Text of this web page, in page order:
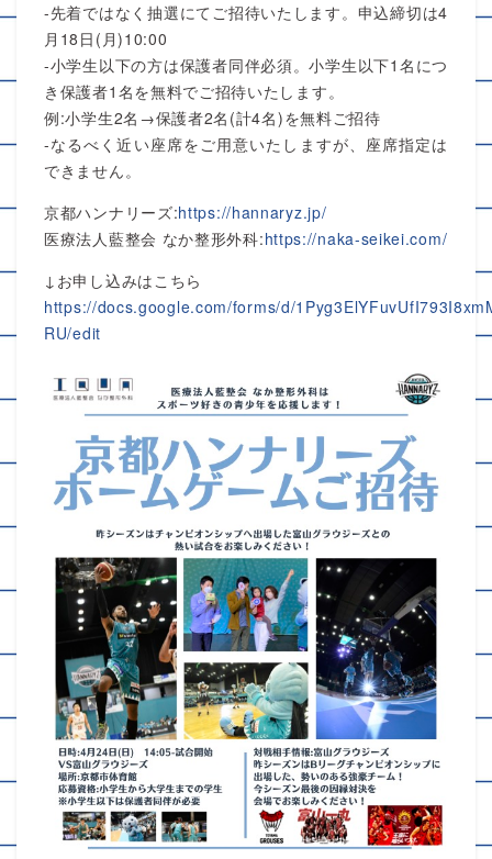
-先着ではなく抽選にてご招待いたします。申込締切は4
月18日(月)10:00
-小学生以下の方は保護者同伴必須。小学生以下1名につ
き保護者1名を無料でご招待いたします。
例:小学生2名→保護者2名(計4名)を無料ご招待
-なるべく近い座席をご用意いたしますが、座席指定は
できません。
京都ハンナリーズ:https://hannaryz.jp/
医療法人藍整会 なか整形外科:https://naka-seikei.com/
↓お申し込みはこちら
https://docs.google.com/forms/d/
RU/edit